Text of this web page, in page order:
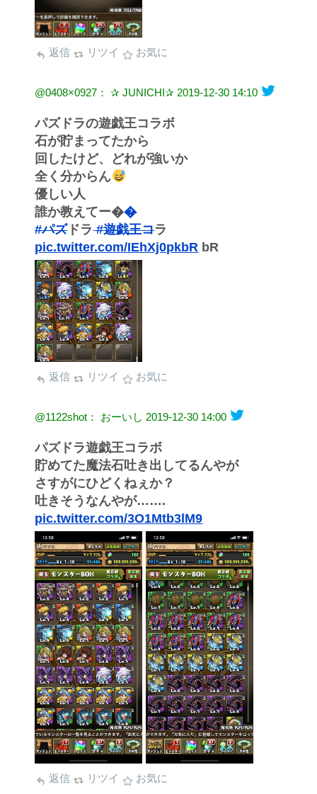
返信 リツイ お気に
@0408×0927： ✰ JUNICHI✰ 2019-12-30 14:10
パズドラの遊戯王コラボ
石が貯まってたから
回したけど、どれが強いか
全く分からん
優しい人
誰か教えてー��
#パズドラ#遊戯王コラ
pic.twitter.com/IEhXj0pkbR bR
返信 リツイ お気に
@1122shot： おーいし 2019-12-30 14:00
パズドラ遊戯王コラボ
貯めてた魔法石吐き出してるんやが
さすがにひどくねぇか？
吐きそうなんやが…….
pic.twitter.com/3O1Mtb3lM9
返信 リツイ お気に